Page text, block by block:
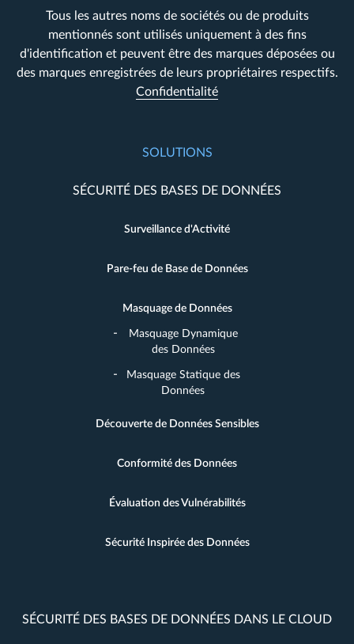
Tous les autres noms de sociétés ou de produits
mentionnés sont utilisés uniquement à des fins
d'identification et peuvent être des marques déposées ou
des marques enregistrées de leurs propriétaires respectifs.
Confidentialité
SOLUTIONS
SÉCURITÉ DES BASES DE DONNÉES
Surveillance d'Activité
Pare-feu de Base de Données
Masquage de Données
Masquage Dynamique
des Données
Masquage Statique des
Données
Découverte de Données Sensibles
Conformité des Données
Évaluation des Vulnérabilités
Sécurité Inspirée des Données
SÉCURITÉ DES BASES DE DONNÉES DANS LE CLOUD